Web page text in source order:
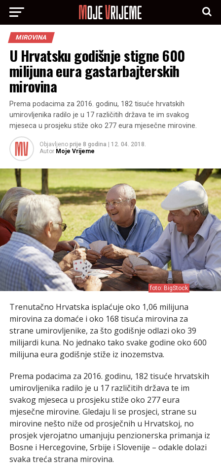
MIROVINA
U Hrvatsku godišnje stigne 600
milijuna eura gastarbajterskih
mirovina
Prema podacima za 2016. godinu, 182 tisuće hrvatskih
umirovljenika radilo je u 17 različitih država te im svakog
mjeseca u prosjeku stiže oko 277 eura mjesečne mirovine.
Objavljeno prije 8 godina
12. 04. 2018.
Autor Moje Vrijeme
foto: BigStock
Trenutačno Hrvatska isplaćuje oko 1,06 milijuna
mirovina za domaće i oko 168 tisuća mirovina za
strane umirovljenike, za što godišnje odlazi oko 39
milijardi kuna. No jednako tako svake godine oko 600
milijuna eura godišnje stiže iz inozemstva.
Prema podacima za 2016. godinu, 182 tisuće hrvatskih
umirovljenika radilo je u 17 različitih država te im
svakog mjeseca u prosjeku stiže oko 277 eura
mjesečne mirovine. Gledaju li se prosjeci, strane su
mirovine nešto niže od prosječnih u Hrvatskoj, no
prosjek vjerojatno umanjuju penzionerska primanja iz
Bosne i Hercegovine, Srbije i Slovenije – odakle dolazi
svaka treća strana mirovina.